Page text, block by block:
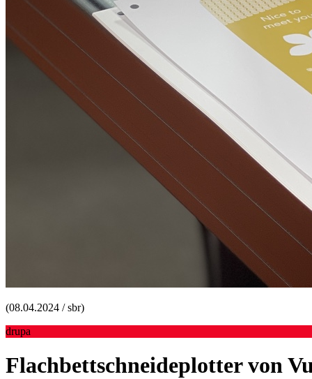
(08.04.2024 / sbr)
drupa
Flachbettschneideplotter von